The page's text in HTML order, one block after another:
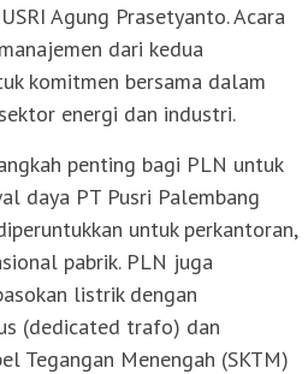
Agung Prasetyanto. Acara
dari kedua
komitmen bersama dalam
energi dan industri.
penting bagi PLN untuk
daya PT Pusri Palembang
untuk perkantoran,
pabrik. PLN juga
listrik dengan
(dedicated trafo) dan
Tegangan Menengah (SKTM)